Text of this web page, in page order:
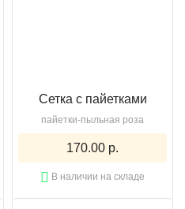
Сетка с пайетками
пайетки-пыльная роза
170.00 р.
В наличии на складе